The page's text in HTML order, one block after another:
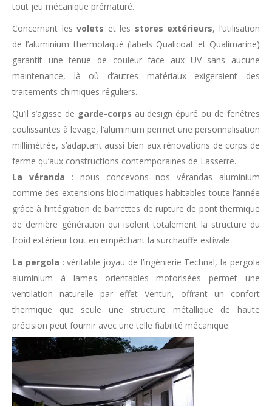
tout jeu mécanique prématuré.
Concernant lesvolets et les stores extérieurs, l’utilisation
de l’aluminium thermolaqué (labels Qualicoat et Qualimarine)
garantit une tenue de couleur face aux UV sans aucune
maintenance, là où d’autres matériaux exigeraient des
traitements chimiques réguliers.
Qu’il s’agisse de garde-corps au design épuré ou de fenêtres
coulissantes à levage, l’aluminium permet une personnalisation
millimétrée, s’adaptant aussi bien aux rénovations de corps de
ferme qu’aux constructions contemporaines de Lasserre.
La véranda : nous concevons nos vérandas aluminium
comme des extensions bioclimatiques habitables toute l’année
grâce à l’intégration de barrettes de rupture de pont thermique
de dernière génération qui isolent totalement la structure du
froid extérieur tout en empêchant la surchauffe estivale.
La pergola : véritable joyau de l’ingénierie Technal, la pergola
aluminium à lames orientables motorisées permet une
ventilation naturelle par effet Venturi, offrant un confort
thermique que seule une structure métallique de haute
précision peut fournir avec une telle fiabilité mécanique.